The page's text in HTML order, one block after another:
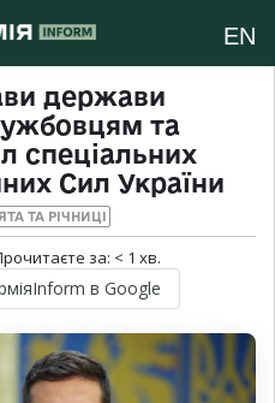
EN
держави
та
спеціальних
Сил України
ТА РІЧНИЦІ
за: < 1 хв.
в Google